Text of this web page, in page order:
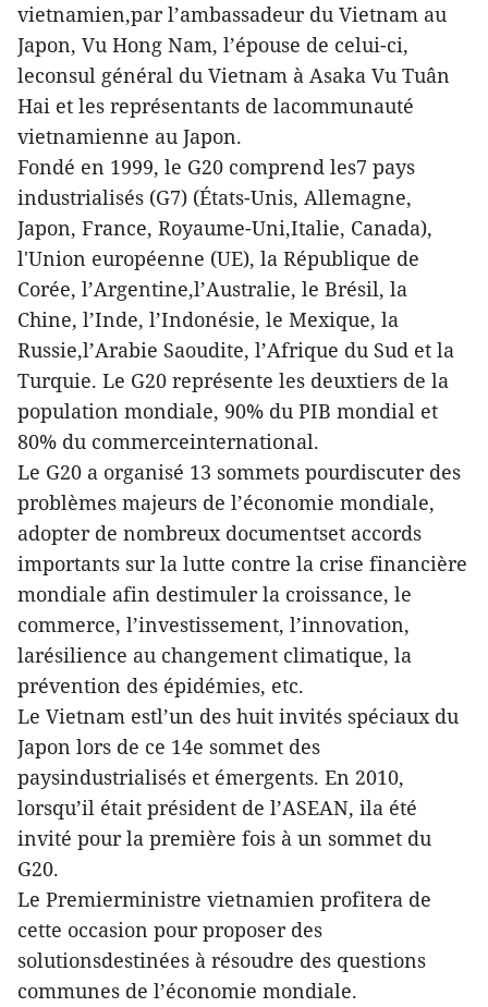
vietnamien,par l’ambassadeur du Vietnam au
Japon, Vu Hong Nam, l’épouse de celui-ci,
leconsul général du Vietnam à Asaka Vu Tuân
Hai et les représentants de lacommunauté
vietnamienne au Japon.
Fondé en 1999, le G20 comprend les7 pays
industrialisés (G7) (États-Unis, Allemagne,
Japon, France, Royaume-Uni,Italie, Canada),
l'Union européenne (UE), la République de
Corée, l’Argentine,l’Australie, le Brésil, la
Chine, l’Inde, l’Indonésie, le Mexique, la
Russie,l’Arabie Saoudite, l’Afrique du Sud et la
Turquie. Le G20 représente les deuxtiers de la
population mondiale, 90% du PIB mondial et
80% du commerceinternational.
Le G20 a organisé 13 sommets pourdiscuter des
problèmes majeurs de l’économie mondiale,
adopter de nombreux documentset accords
importants sur la lutte contre la crise financière
mondiale afin destimuler la croissance, le
commerce, l’investissement, l’innovation,
larésilience au changement climatique, la
prévention des épidémies, etc.
Le Vietnam estl’un des huit invités spéciaux du
Japon lors de ce 14e sommet des
paysindustrialisés et émergents. En 2010,
lorsqu’il était président de l’ASEAN, ila été
invité pour la première fois à un sommet du
G20.
Le Premierministre vietnamien profitera de
cette occasion pour proposer des
solutionsdestinées à résoudre des questions
communes de l’économie mondiale.